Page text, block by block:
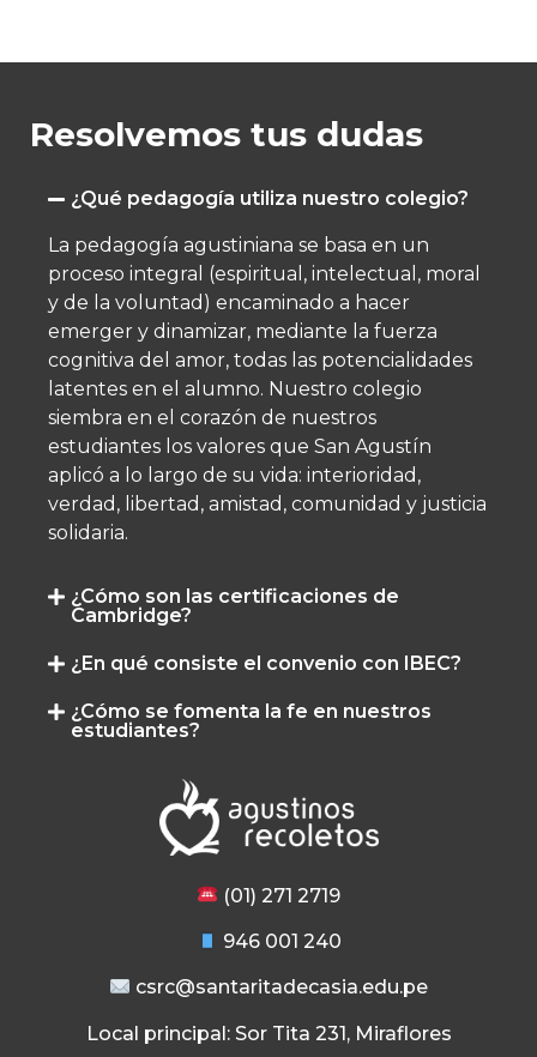
Resolvemos tus dudas
¿Qué pedagogía utiliza nuestro colegio?
La pedagogía agustiniana se basa en un
proceso integral (espiritual, intelectual, moral
y de la voluntad) encaminado a hacer
emerger y dinamizar, mediante la fuerza
cognitiva del amor, todas las potencialidades
latentes en el alumno.​ Nuestro colegio
siembra en el corazón de nuestros
estudiantes los valores que San Agustín
aplicó a lo largo de su vida: interioridad,
verdad, libertad, amistad, comunidad y justicia
solidaria.
¿Cómo son las certificaciones de
Cambridge?
¿En qué consiste el convenio con IBEC?
¿Cómo se fomenta la fe en nuestros
estudiantes?
(01) 271 2719
946 001 240
csrc@santaritadecasia.edu.pe
Local principal: Sor Tita 231, Miraflores